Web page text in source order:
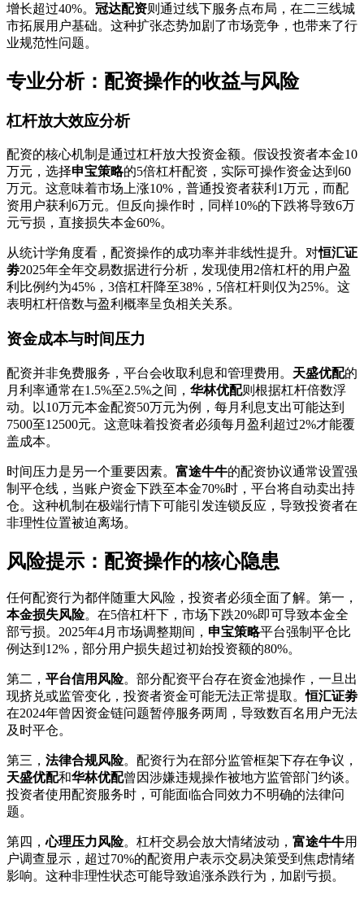
增长超过40%。 冠达配资则通过线下服务点布局，在二三线城
市拓展用户基础。这种扩张态势加剧了市场竞争，也带来了行
业规范性问题。
专业分析：配资操作的收益与风险
杠杆放大效应分析
配资的核心机制是通过杠杆放大投资金额。假设投资者本金10
万元，选择申宝策略的5倍杠杆配资，实际可操作资金达到60
万元。这意味着市场上涨10%，普通投资者获利1万元，而配
资用户获利6万元。但反向操作时，同样10%的下跌将导致6万
元亏损，直接损失本金60%。
从统计学角度看，配资操作的成功率并非线性提升。对恒汇证
劵2025年全年交易数据进行分析，发现使用2倍杠杆的用户盈
利比例约为45%，3倍杠杆降至38%，5倍杠杆则仅为25%。这
表明杠杆倍数与盈利概率呈负相关关系。
资金成本与时间压力
配资并非免费服务，平台会收取利息和管理费用。 天盛优配的
月利率通常在1.5%至2.5%之间， 华林优配则根据杠杆倍数浮
动。以10万元本金配资50万元为例，每月利息支出可能达到
7500至12500元。这意味着投资者必须每月盈利超过2%才能覆
盖成本。
时间压力是另一个重要因素。 富途牛牛的配资协议通常设置强
制平仓线，当账户资金下跌至本金70%时，平台将自动卖出持
仓。这种机制在极端行情下可能引发连锁反应，导致投资者在
非理性位置被迫离场。
风险提示：配资操作的核心隐患
任何配资行为都伴随重大风险，投资者必须全面了解。第一，
本金损失风险。在5倍杠杆下，市场下跌20%即可导致本金全
部亏损。2025年4月市场调整期间， 申宝策略平台强制平仓比
例达到12%，部分用户损失超过初始投资额的80%。
第二， 平台信用风险。部分配资平台存在资金池操作，一旦出
现挤兑或监管变化，投资者资金可能无法正常提取。恒汇证劵
在2024年曾因资金链问题暂停服务两周，导致数百名用户无法
及时平仓。
第三， 法律合规风险。配资行为在部分监管框架下存在争议，
天盛优配和华林优配曾因涉嫌违规操作被地方监管部门约谈。
投资者使用配资服务时，可能面临合同效力不明确的法律问
题。
第四，心理压力风险。杠杆交易会放大情绪波动， 富途牛牛用
户调查显示，超过70%的配资用户表示交易决策受到焦虑情绪
影响。这种非理性状态可能导致追涨杀跌行为，加剧亏损。